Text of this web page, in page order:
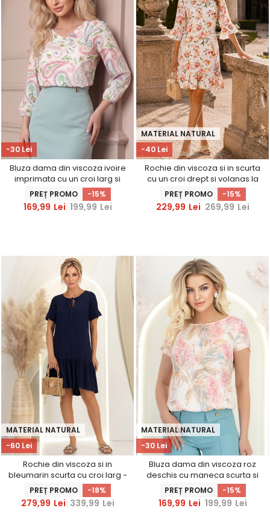
-30 Lei
Bluza dama din viscoza ivoire
imprimata cu un croi larg si
maneci bufante - StarShinerS
PREȚ PROMO -15%
169,99 Lei 199,99 Lei
-40 Lei
MATERIAL NATURAL
Rochie din viscoza si in scurta
cu un croi drept si volanas la
maneca - StarShinerS
PREȚ PROMO -15%
229,99 Lei 269,99 Lei
-60 Lei
MATERIAL NATURAL
Rochie din viscoza si in
bleumarin scurta cu croi larg -
StarShinerS
PREȚ PROMO -18%
279,99 Lei 339,99 Lei
-30 Lei
MATERIAL NATURAL
Bluza dama din viscoza roz
deschis cu maneca scurta si
croi larg
PREȚ PROMO -15%
169,99 Lei 199,99 Lei